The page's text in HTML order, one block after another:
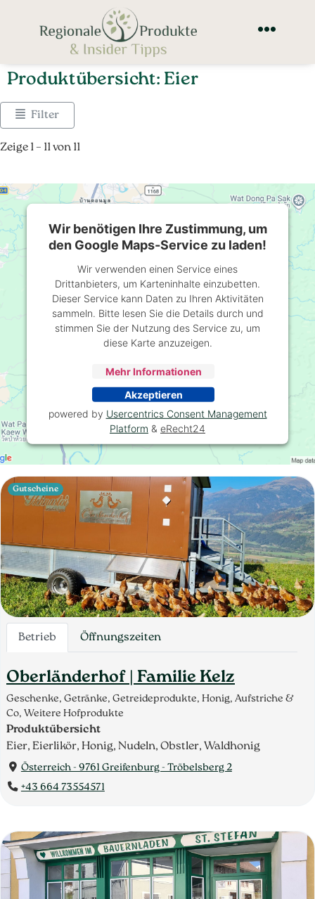
Produktübersicht: Eier
Filter
Zeige 1 – 11 von 11
Betrieb Öffnungszeiten
Oberländerhof | Familie Kelz
Geschenke, Getränke, Getreideprodukte, Honig, Aufstriche &
Co, Weitere Hofprodukte
Produktübersicht
Eier, Eierlikör, Honig, Nudeln, Obstler, Waldhonig
Österreich - 9761 Greifenburg - Tröbelsberg 2
+43 664 73554571
Gutscheine
Wir benötigen Ihre Zustimmung, um
den Google Maps-Service zu laden!
Wir verwenden einen Service eines
Drittanbieters, um Karteninhalte einzubetten.
Dieser Service kann Daten zu Ihren Aktivitäten
sammeln. Bitte lesen Sie die Details durch und
stimmen Sie der Nutzung des Service zu, um
diese Karte anzuzeigen.
Mehr Informationen
Akzeptieren
powered by Usercentrics Consent Management
Platform & eRecht24